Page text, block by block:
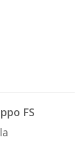
FS